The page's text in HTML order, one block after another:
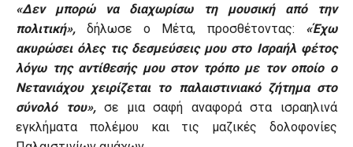
«Δεν μπορώ να διαχωρίσω τη μουσική από την
πολιτική», δήλωσε ο Μέτα, προσθέτοντας: «Έχω
ακυρώσει όλες τις δεσμεύσεις μου στο Ισραήλ φέτος
λόγω της αντίθεσής μου στον τρόπο με τον οποίο ο
Νετανιάχου χειρίζεται το παλαιστινιακό ζήτημα στο
σύνολό του»,σε μια σαφή αναφορά στα ισραηλινά
εγκλήματα πολέμου και τις μαζικές δολοφονίες